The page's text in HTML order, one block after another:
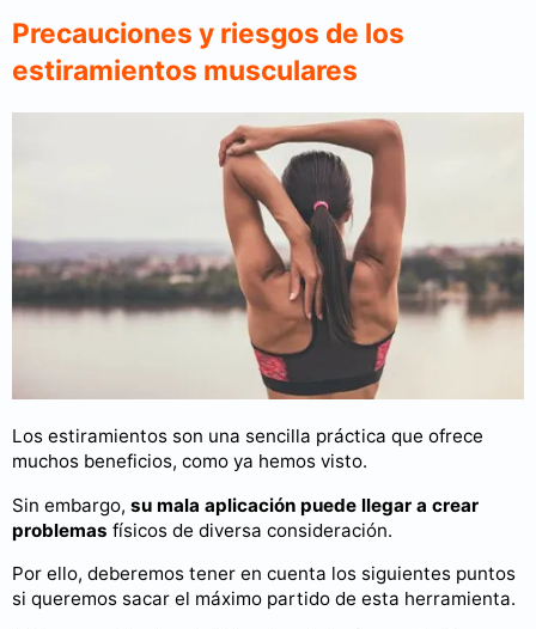
Precauciones y riesgos de los
estiramientos musculares
Los estiramientos son una sencilla práctica que ofrece
muchos beneficios, como ya hemos visto.
Sin embargo, su mala aplicación puede llegar a crear
problemas físicos de diversa consideración.
Por ello, deberemos tener en cuenta los siguientes puntos
si queremos sacar el máximo partido de esta herramienta.